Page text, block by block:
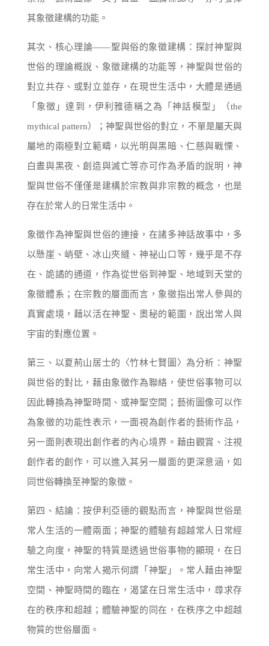
其象徵建構的功能。
其次、核心理論——聖與俗的象徵建構：探討神聖與
世俗的理論概說、象徵建構的功能等，神聖與世俗的
對立共存、或對立並存，在現世生活中，大體是通過
「象徵」達到，伊利雅德稱之為「神話模型」（the
mythical pattern）；神聖與世俗的對立，不單是屬天與
屬地的兩極對立範疇，以光明與黑暗、仁慈與戰慄、
白晝與黑夜、創造與滅亡等亦可作為矛盾的說明，神
聖與世俗不僅僅是建構於宗教與非宗教的概念，也是
存在於常人的日常生活中。
象徵作為神聖與世俗的連接，在諸多神話故事中，多
以懸崖、峭壁、冰山夾縫、神祕山口等，幾乎是不存
在、詭譎的通道，作為從世俗到神聖、地域到天堂的
象徵體系；在宗教的層面而言，象徵指出常人參與的
真實處境，藉以活在神聖、奧秘的範圍，說出常人與
宇宙的對應位置。
第三、以夏荊山居士的〈竹林七賢圖〉為分析：神聖
與世俗的對比，藉由象徵作為聯絡，使世俗事物可以
因此轉換為神聖時間、或神聖空間；藝術圖像可以作
為象徵的功能性表示，一面視為創作者的藝術作品，
另一面則表現出創作者的內心境界。藉由觀賞、注視
創作者的創作，可以進入其另一層面的更深意涵，如
同世俗轉換至神聖的象徵。
第四、結論：按伊利亞德的觀點而言，神聖與世俗是
常人生活的一體兩面；神聖的體驗有超越常人日常經
驗之向度，神聖的特質是透過世俗事物的顯現，在日
常生活中，向常人揭示何謂「神聖」。常人藉由神聖
空間、神聖時間的臨在，渴望在日常生活中，尋求存
在的秩序和超越；體驗神聖的同在，在秩序之中超越
物質的世俗層面。